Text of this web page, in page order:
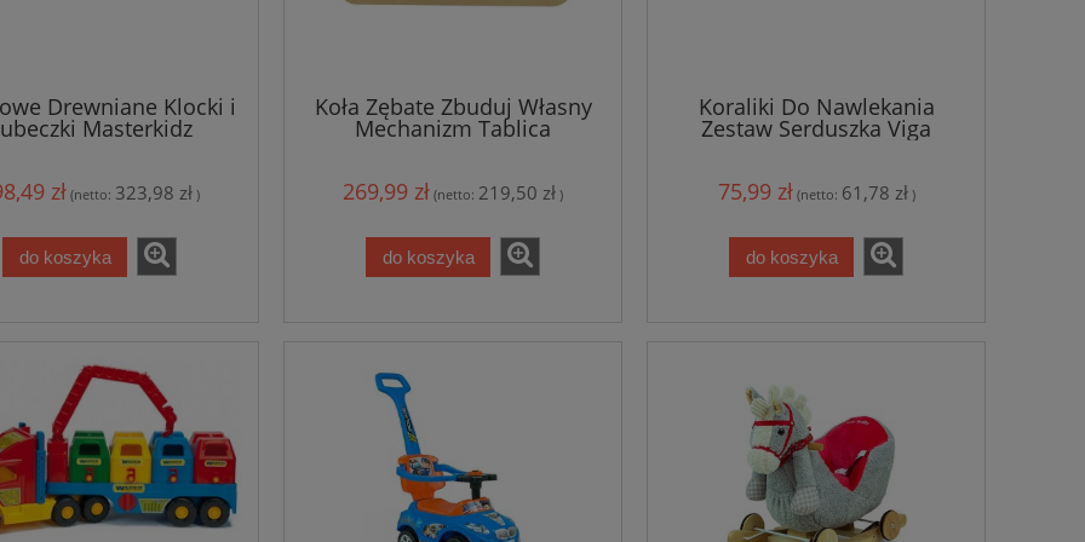
Drewniane Klocki i
Masterkidz
zł (netto: 323,98 zł )
do koszyka
Koła Zębate Zbuduj Własny
Mechanizm Tablica
269,99 zł (netto: 219,50 zł )
do koszyka
Koraliki Do Nawlekania
Zestaw Serduszka Viga
75,99 zł (netto: 61,78 zł)
do koszyka